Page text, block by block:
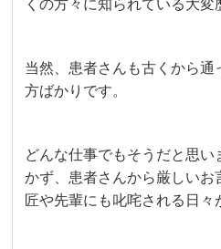
くの方々に知られている大変
当然、患者さんも古くから
方ばかりです。
どんな仕事でもそうだと思
かず、患者さんから厳しいお
匠や先輩にも叱咤される日々